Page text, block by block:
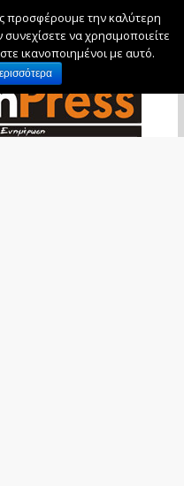
2026
προσφέρουμε την καλύτερη
να χρησιμοποιείτε
ικανοποιημένοι με αυτό.